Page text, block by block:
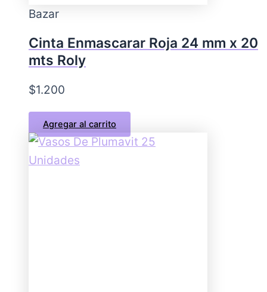
Bazar
Cinta Enmascarar Roja 24 mm x 20
mts Roly
$1.200
Agregar al carrito